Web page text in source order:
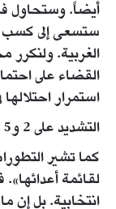
أيضاً. وستحاول
ستسعى إلى كسب
الغربية. ولنكرر
القضاء على
استمرار
التشديد على 2 و5 و10 سنوات
كما تشير
لقائمة
انتخابية. بل إن